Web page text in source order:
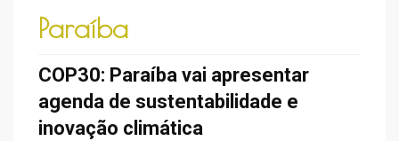
Paraíba
COP30: Paraíba vai apresentar
agenda de sustentabilidade e
inovação climática